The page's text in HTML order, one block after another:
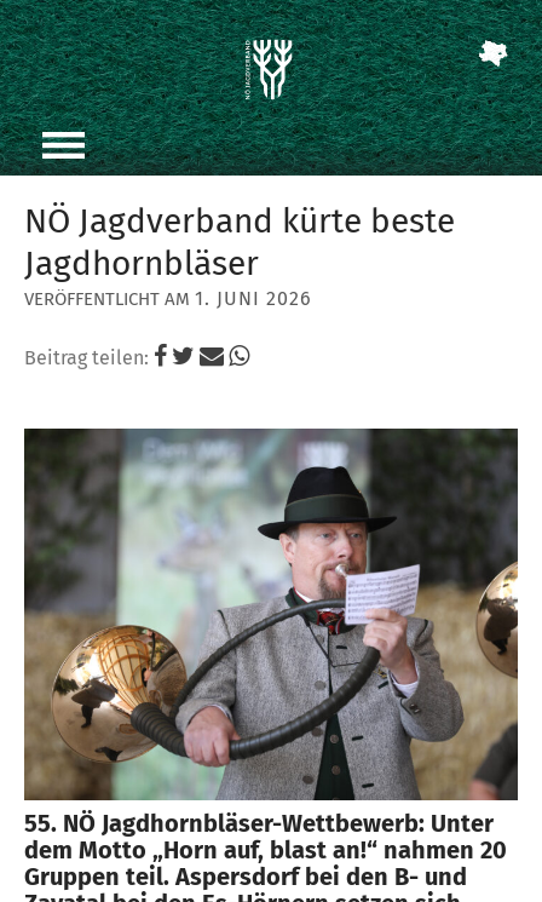
NÖ Jagdverband kürte beste
Jagdhornbläser
1. JUNI 2026
Beitrag teilen:
55. NÖ Jagdhornbläser-Wettbewerb: Unter
dem Motto „Horn auf, blast an!“ nahmen 20
Gruppen teil. Aspersdorf bei den B- und